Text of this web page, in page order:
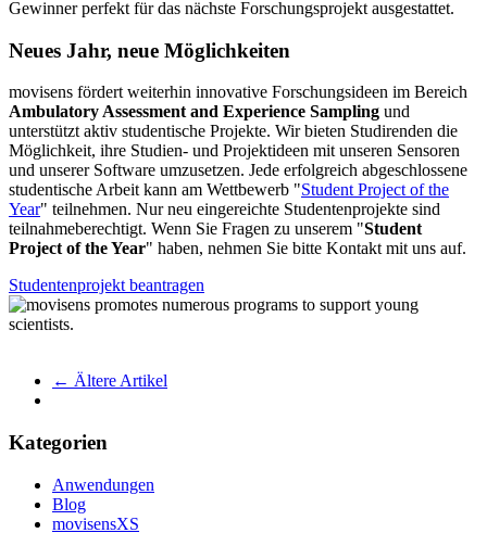
Gewinner perfekt für das nächste Forschungsprojekt ausgestattet.
Neues Jahr, neue Möglichkeiten
movisens fördert weiterhin innovative Forschungsideen im Bereich
Ambulatory Assessment and Experience Sampling und
unterstützt aktiv studentische Projekte. Wir bieten Studirenden die
Möglichkeit, ihre Studien- und Projektideen mit unseren Sensoren
und unserer Software umzusetzen. Jede erfolgreich abgeschlossene
studentische Arbeit kann am Wettbewerb "Student Project of the
Year" teilnehmen. Nur neu eingereichte Studentenprojekte sind
teilnahmeberechtigt. Wenn Sie Fragen zu unserem "Student
Project of the Year" haben, nehmen Sie bitte Kontakt mit uns auf.
Studentenprojekt beantragen
← Ältere Artikel
Kategorien
Anwendungen
Blog
movisensXS